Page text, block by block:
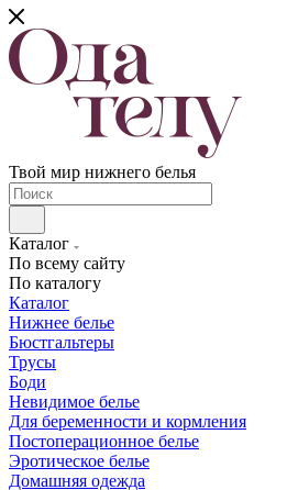
Твой мир нижнего белья
Каталог
По всему сайту
По каталогу
Каталог
Нижнее белье
Бюстгальтеры
Трусы
Боди
Невидимое белье
Для беременности и кормления
Постоперационное белье
Эротическое белье
Домашняя одежда